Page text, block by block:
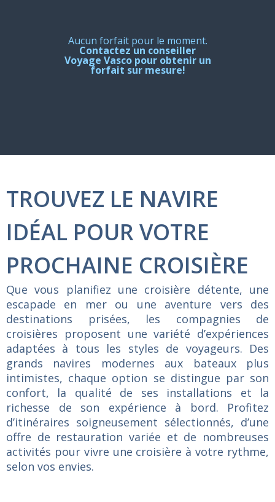
Aucun forfait pour le moment.
Contactez un conseiller
Voyage Vasco pour obtenir un
forfait sur mesure!
TROUVEZ LE NAVIRE
IDÉAL POUR VOTRE
PROCHAINE CROISIÈRE
Que vous planifiez une croisière détente, une
escapade en mer ou une aventure vers des
destinations prisées, les compagnies de
croisières proposent une variété d’expériences
adaptées à tous les styles de voyageurs. Des
grands navires modernes aux bateaux plus
intimistes, chaque option se distingue par son
confort, la qualité de ses installations et la
richesse de son expérience à bord. Profitez
d’itinéraires soigneusement sélectionnés, d’une
offre de restauration variée et de nombreuses
activités pour vivre une croisière à votre rythme,
selon vos envies.